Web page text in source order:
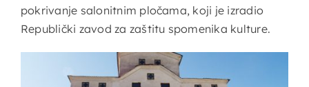
pokrivanje salonitnim pločama, koji je izradio
Republički zavod za zaštitu spomenika kulture.